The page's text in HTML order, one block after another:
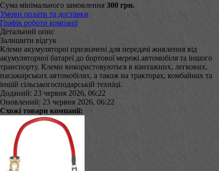
Сума мінімального замовлення 300 грн.
Умови оплати та доставки
Графік роботи компанії
Детальний опис
Залишити відгук
Клеми акумуляторні призначені для передачі живлення від
акумуляторної батареї до бортової мережі автомобіля та іншого
транспорту. Клеми використовуються в вантажних, легкових,
пасажирських автомобілях, а також на тракторах, комбайнах та
іншій сільськогосподарській техніці.
Доданий: 23 червня 2026, 06:22
Оновлений: 23 червня 2026, 06:22
Схожі товари компанії: